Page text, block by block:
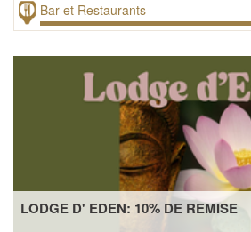
Bar et Restaurants
LODGE D' EDEN: 10% DE REMISE